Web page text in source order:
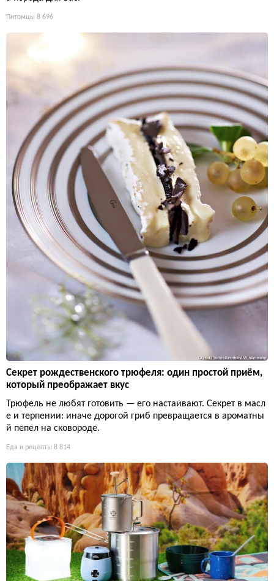
Питомцы 8 696
Секрет рождественского трюфеля: один простой приём,
который преображает вкус
Трюфель не любят готовить — его настаивают. Секрет в масл
е и терпении: иначе дорогой гриб превращается в ароматны
й пепел на сковороде.
Еда и рецепты 8 814